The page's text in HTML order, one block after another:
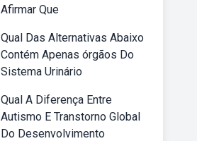
Afirmar Que
Qual Das Alternativas Abaixo
Contém Apenas órgãos Do
Sistema Urinário
Qual A Diferença Entre
Autismo E Transtorno Global
Do Desenvolvimento